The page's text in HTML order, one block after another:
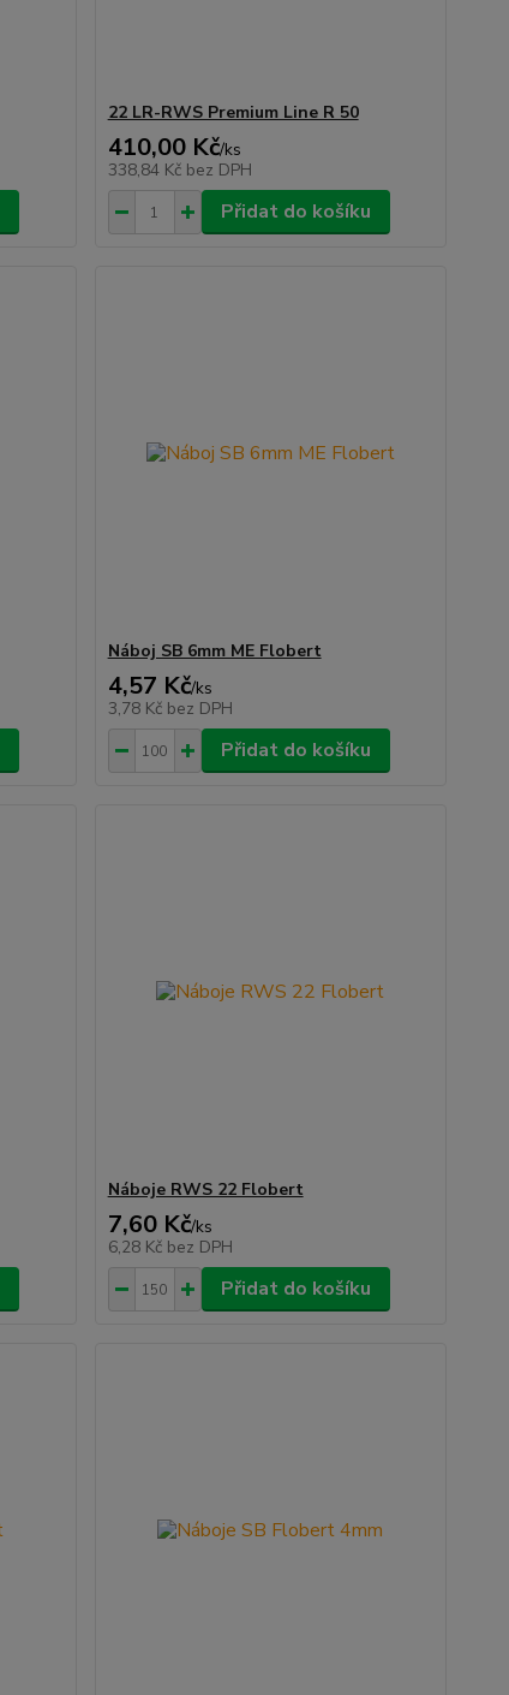
22 LR-RWS Premium Line R 50
410,00 Kč/ks
338,84 Kč bez DPH
Přidat do košíku
Náboj SB 6mm ME Flobert
4,57 Kč/ks
3,78 Kč bez DPH
Přidat do košíku
Náboje RWS 22 Flobert
7,60 Kč/ks
6,28 Kč bez DPH
Přidat do košíku